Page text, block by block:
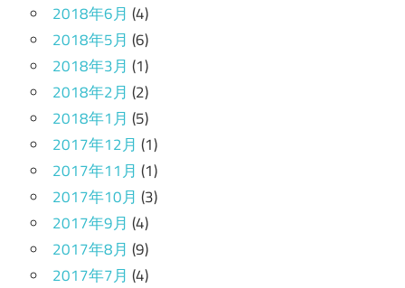
2018年6月 (4)
2018年5月 (6)
2018年3月 (1)
2018年2月 (2)
2018年1月 (5)
2017年12月 (1)
2017年11月 (1)
2017年10月 (3)
2017年9月 (4)
2017年8月 (9)
2017年7月 (4)